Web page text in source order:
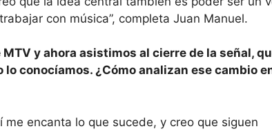
con música”, completa Juan Manuel.
y ahora asistimos al cierre de la señal,
conocíamos. ¿Cómo analizan ese cambio
me encanta lo que sucede, y creo que siguen